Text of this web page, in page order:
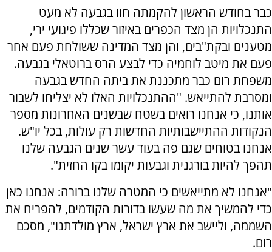
כבר בחודש הראשון להקמתה חוו בגבעה לא מעט
התנכלויות הן מצד הכפרים באיזור שכללו פיגועי ירי,
מטענים ובקת"בים, והן מצד המדינה ששולחת פעם אחר
פעם את מיטב לוחמיה כדי לבצע הרס ברוטאלי בגבעה.
משפחת רום כבר מתכננת את ביתה החדש בגבעה
ומסרבת להתייאש. "ההתנכלויות האלו לא יצליחו לשבור
אותנו, כי אנחנו רואים בשטח שבשנים האחרונות מספר
הנקודות ההתיישבותיות החדשות רק עולות, בכל יו"ש.
אנחנו בטוחים שגם פה בעוד עשר שנים הגבעה שלנו
תהפך להיות בורגנית וגבעות יקומו בקו החזית".
"אנחנו לא מתייאשים כי המטרה שלנו ברורה: אנחנו כאן
כדי להמשיך את מה שעשו בדורות הקודמים, להפריח את
השממה, וליישב את ארץ ישראל, ארץ מולדתנו", מסכם
רום.